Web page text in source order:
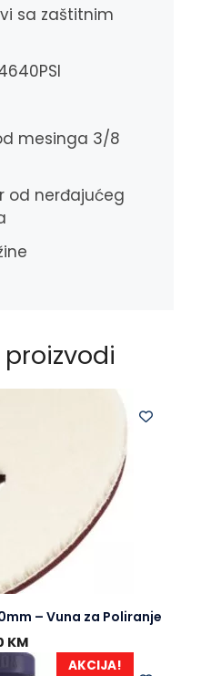
sa zaštitnim
mesinga 3/8
od nerđajućeg
– Vuna za Poliranje
KM
AKCIJA!